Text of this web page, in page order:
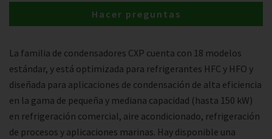
La familia de condensadores CXP cuenta con 18 modelos
estándar, y está optimizada para refrigerantes HFC y HFO y
diseñada para aplicaciones de condensación de alta eficiencia
en la gama de pequeña y mediana capacidad (hasta 150 kW)
en refrigeración comercial, aire acondicionado, refrigeración
de procesos y aplicaciones marinas. Hay disponible una
Hacer preguntas